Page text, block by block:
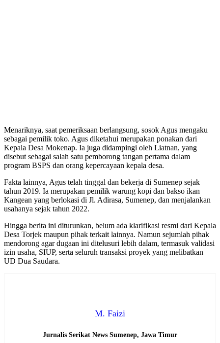
Menariknya, saat pemeriksaan berlangsung, sosok Agus mengaku
sebagai pemilik toko. Agus diketahui merupakan ponakan dari
Kepala Desa Mokenap. Ia juga didampingi oleh Liatnan, yang
disebut sebagai salah satu pemborong tangan pertama dalam
program BSPS dan orang kepercayaan kepala desa.
Fakta lainnya, Agus telah tinggal dan bekerja di Sumenep sejak
tahun 2019. Ia merupakan pemilik warung kopi dan bakso ikan
Kangean yang berlokasi di Jl. Adirasa, Sumenep, dan menjalankan
usahanya sejak tahun 2022.
Hingga berita ini diturunkan, belum ada klarifikasi resmi dari Kepala
Desa Torjek maupun pihak terkait lainnya. Namun sejumlah pihak
mendorong agar dugaan ini ditelusuri lebih dalam, termasuk validasi
izin usaha, SIUP, serta seluruh transaksi proyek yang melibatkan
UD Dua Saudara.
M. Faizi
Jurnalis Serikat News Sumenep, Jawa Timur